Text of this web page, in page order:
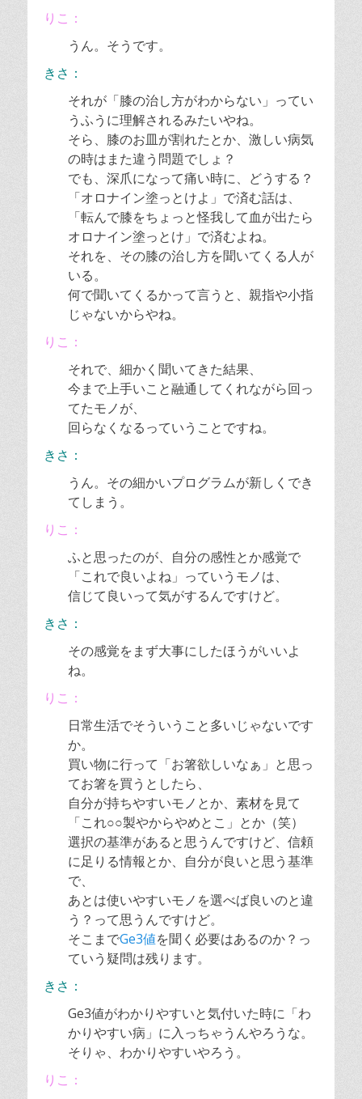
りこ：
うん。そうです。
きさ：
それが「膝の治し方がわからない」ってい
うふうに理解されるみたいやね。
そら、膝のお皿が割れたとか、激しい病気
の時はまた違う問題でしょ？
でも、深爪になって痛い時に、どうする？
「オロナイン塗っとけよ」で済む話は、
「転んで膝をちょっと怪我して血が出たら
オロナイン塗っとけ」で済むよね。
それを、その膝の治し方を聞いてくる人が
いる。
何で聞いてくるかって言うと、親指や小指
じゃないからやね。
りこ：
それで、細かく聞いてきた結果、
今まで上手いこと融通してくれながら回っ
てたモノが、
回らなくなるっていうことですね。
きさ：
うん。その細かいプログラムが新しくでき
てしまう。
りこ：
ふと思ったのが、自分の感性とか感覚で
「これで良いよね」っていうモノは、
信じて良いって気がするんですけど。
きさ：
その感覚をまず大事にしたほうがいいよ
ね。
りこ：
日常生活でそういうこと多いじゃないです
か。
買い物に行って「お箸欲しいなぁ」と思っ
てお箸を買うとしたら、
自分が持ちやすいモノとか、素材を見て
「これ○○製やからやめとこ」とか（笑）
選択の基準があると思うんですけど、信頼
に足りる情報とか、自分が良いと思う基準
で、
あとは使いやすいモノを選べば良いのと違
う？って思うんですけど。
そこまでGe3値を聞く必要はあるのか？っ
ていう疑問は残ります。
きさ：
Ge3値がわかりやすいと気付いた時に「わ
かりやすい病」に入っちゃうんやろうな。
そりゃ、わかりやすいやろう。
りこ：